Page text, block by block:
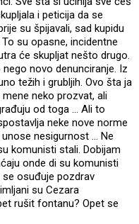
i peticija da se
su špijavali, sad kupidu
su opasne, incidentne
će skupljat nešto drugo.
novo denunciranje. Iz
težih i grubljih. Ovo šta ja
neko prozvat, ali
od toga ... Ali to
neke nove norme
nesigurnost ... Ne
komunisti stali. Dobijam
onde di su komunisti
se osuđuje pozdrav
su Cezara
rušit fontanu? Opet se